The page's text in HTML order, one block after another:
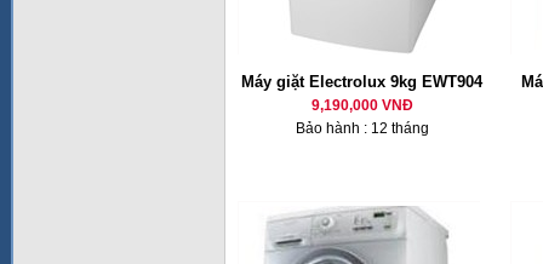
Máy giặt Electrolux 9kg EWT904
9,190,000 VNĐ
Bảo hành : 12 tháng